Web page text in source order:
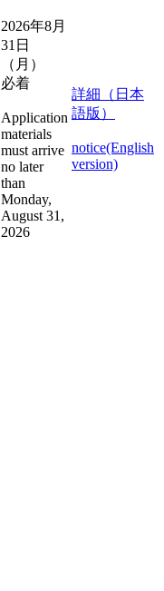
2026年8月
31日
（月）
必着
Application
materials
must arrive
no later
than
Monday,
August 31,
2026
詳細（日本
語版）
notice(English
version)